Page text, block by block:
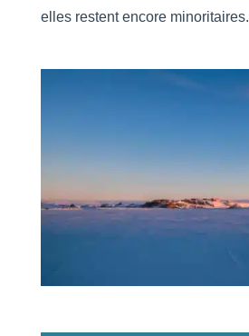
elles restent encore minoritaires.